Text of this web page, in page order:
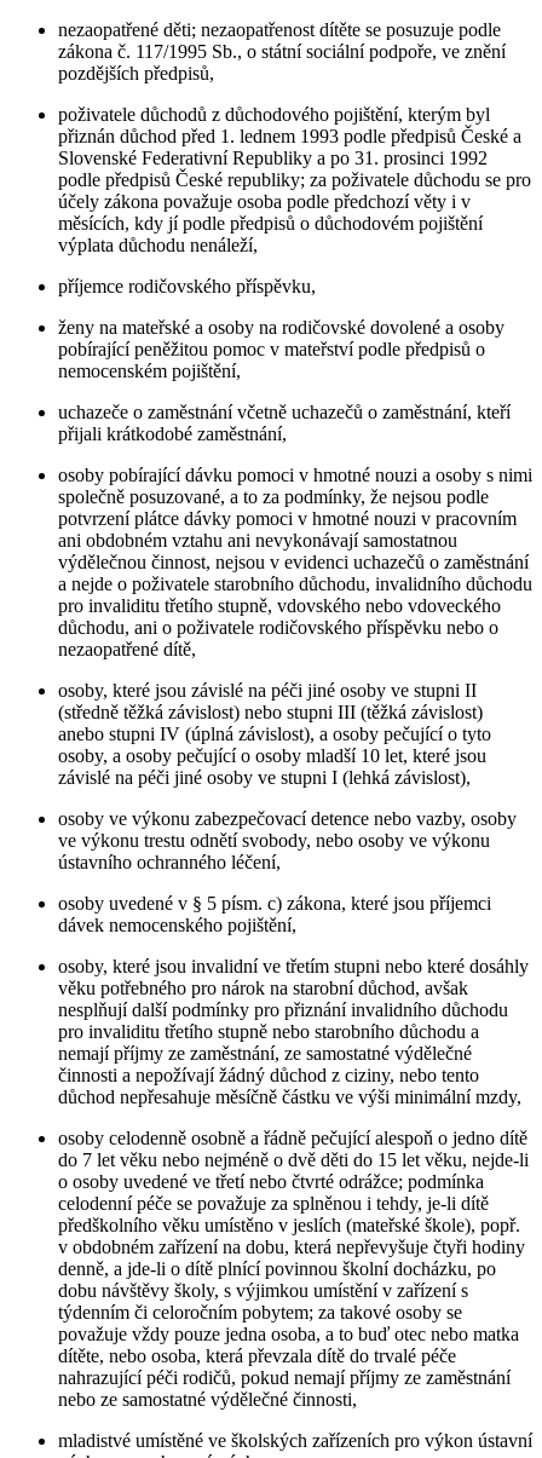
nezaopatřené děti; nezaopatřenost dítěte se posuzuje podle
zákona č. 117/1995 Sb., o státní sociální podpoře, ve znění
pozdějších předpisů,
poživatele důchodů z důchodového pojištění, kterým byl
přiznán důchod před 1. lednem 1993 podle předpisů České a
Slovenské Federativní Republiky a po 31. prosinci 1992
podle předpisů České republiky; za poživatele důchodu se pro
účely zákona považuje osoba podle předchozí věty i v
měsících, kdy jí podle předpisů o důchodovém pojištění
výplata důchodu nenáleží,
příjemce rodičovského příspěvku,
ženy na mateřské a osoby na rodičovské dovolené a osoby
pobírající peněžitou pomoc v mateřství podle předpisů o
nemocenském pojištění,
uchazeče o zaměstnání včetně uchazečů o zaměstnání, kteří
přijali krátkodobé zaměstnání,
osoby pobírající dávku pomoci v hmotné nouzi a osoby s nimi
společně posuzované, a to za podmínky, že nejsou podle
potvrzení plátce dávky pomoci v hmotné nouzi v pracovním
ani obdobném vztahu ani nevykonávají samostatnou
výdělečnou činnost, nejsou v evidenci uchazečů o zaměstnání
a nejde o poživatele starobního důchodu, invalidního důchodu
pro invaliditu třetího stupně, vdovského nebo vdoveckého
důchodu, ani o poživatele rodičovského příspěvku nebo o
nezaopatřené dítě,
osoby, které jsou závislé na péči jiné osoby ve stupni II
(středně těžká závislost) nebo stupni III (těžká závislost)
anebo stupni IV (úplná závislost), a osoby pečující o tyto
osoby, a osoby pečující o osoby mladší 10 let, které jsou
závislé na péči jiné osoby ve stupni I (lehká závislost),
osoby ve výkonu zabezpečovací detence nebo vazby, osoby
ve výkonu trestu odnětí svobody, nebo osoby ve výkonu
ústavního ochranného léčení,
osoby uvedené v § 5 písm. c) zákona, které jsou příjemci
dávek nemocenského pojištění,
osoby, které jsou invalidní ve třetím stupni nebo které dosáhly
věku potřebného pro nárok na starobní důchod, avšak
nesplňují další podmínky pro přiznání invalidního důchodu
pro invaliditu třetího stupně nebo starobního důchodu a
nemají příjmy ze zaměstnání, ze samostatné výdělečné
činnosti a nepožívají žádný důchod z ciziny, nebo tento
důchod nepřesahuje měsíčně částku ve výši minimální mzdy,
osoby celodenně osobně a řádně pečující alespoň o jedno dítě
do 7 let věku nebo nejméně o dvě děti do 15 let věku, nejde-li
o osoby uvedené ve třetí nebo čtvrté odrážce; podmínka
celodenní péče se považuje za splněnou i tehdy, je-li dítě
předškolního věku umístěno v jeslích (mateřské škole), popř.
v obdobném zařízení na dobu, která nepřevyšuje čtyři hodiny
denně, a jde-li o dítě plnící povinnou školní docházku, po
dobu návštěvy školy, s výjimkou umístění v zařízení s
týdenním či celoročním pobytem; za takové osoby se
považuje vždy pouze jedna osoba, a to buď otec nebo matka
dítěte, nebo osoba, která převzala dítě do trvalé péče
nahrazující péči rodičů, pokud nemají příjmy ze zaměstnání
nebo ze samostatné výdělečné činnosti,
mladistvé umístěné ve školských zařízeních pro výkon ústavní